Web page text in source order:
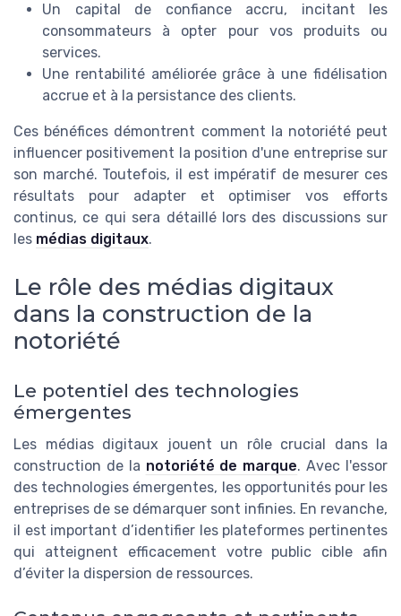
Un capital de confiance accru, incitant les
consommateurs à opter pour vos produits ou
services.
Une rentabilité améliorée grâce à une fidélisation
accrue et à la persistance des clients.
Ces bénéfices démontrent comment la notoriété peut
influencer positivement la position d'une entreprise sur
son marché. Toutefois, il est impératif de mesurer ces
résultats pour adapter et optimiser vos efforts
continus, ce qui sera détaillé lors des discussions sur
les médias digitaux.
Le rôle des médias digitaux
dans la construction de la
notoriété
Le potentiel des technologies
émergentes
Les médias digitaux jouent un rôle crucial dans la
construction de la notoriété de marque. Avec l'essor
des technologies émergentes, les opportunités pour les
entreprises de se démarquer sont infinies. En revanche,
il est important d’identifier les plateformes pertinentes
qui atteignent efficacement votre public cible afin
d’éviter la dispersion de ressources.